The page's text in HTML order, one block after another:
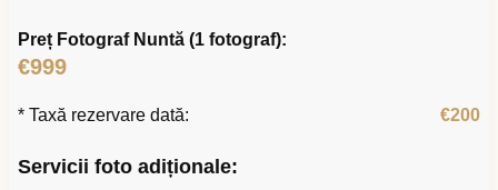
Preț Fotograf Nuntă (1 fotograf):
€999
* Taxă rezervare dată: €200
Servicii foto adiționale: